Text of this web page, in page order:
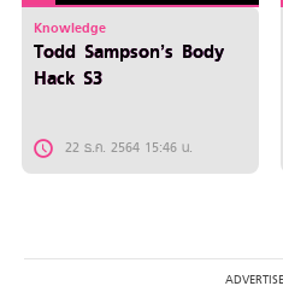
Knowledge
Todd Sampson’s Body
Hack S3
22 ธ.ค. 2564 15:46 น.